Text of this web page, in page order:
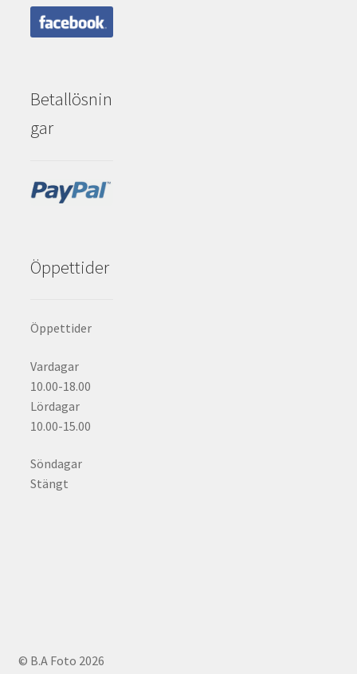
Betallösnin
gar
Öppettider
Öppettider
Vardagar
10.00-18.00
Lördagar
10.00-15.00
Söndagar
Stängt
© B.A Foto 2026